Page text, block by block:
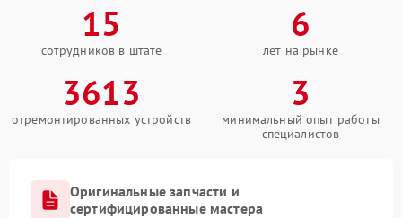
15
сотрудников в штате
6
лет на рынке
3613
отремонтированных устройств
3
минимальный опыт работы
специалистов
Оригинальные запчасти и
сертифицированные мастера